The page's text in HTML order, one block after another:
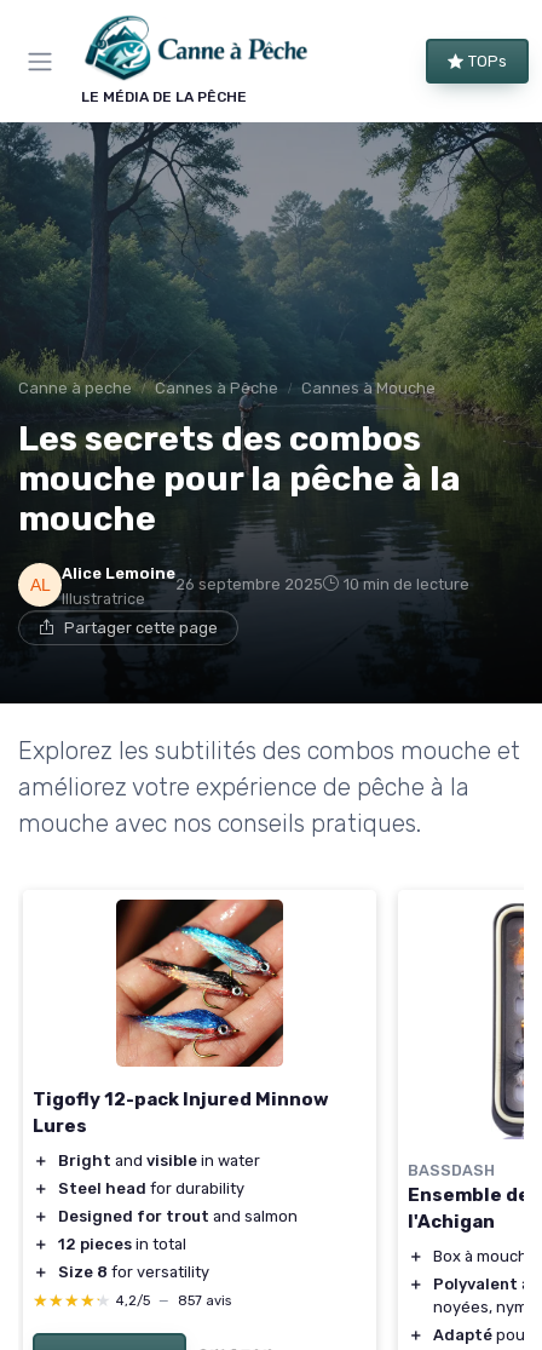
LE MÉDIA DE LA PÊCHE
TOPs
Canne à peche Cannes à Pêche Cannes à Mouche
Les secrets des combos
mouche pour la pêche à la
mouche
Alice Lemoine
Illustratrice
26 septembre 2025 10 min de lecture
Partager cette page
Explorez les subtilités des combos mouche et
améliorez votre expérience de pêche à la
mouche avec nos conseils pratiques.
Tigofly 12-pack Injured Minnow
Lures
＋ Bright and visible in water
＋
Steel head for durability
＋
Designed for trout and salmon
＋
12 pieces in total
＋
Size 8 for versatility
★★★★★
★★★★★ 4,2/5 — 857 avis
BASSDASH
Ensemble de
l'Achigan
＋
Box à
＋
Polyvalent
noyées,
＋
Adapté pour
Panneau de gestion des cookies